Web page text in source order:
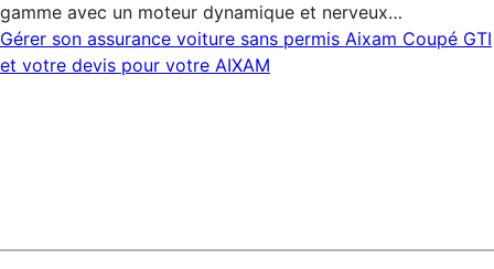
gamme avec un moteur dynamique et nerveux…
Gérer son assurance voiture sans permis Aixam Coupé GTI
et votre devis pour votre AIXAM